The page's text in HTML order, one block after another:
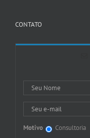
CONTATO
Motivo Consultoria